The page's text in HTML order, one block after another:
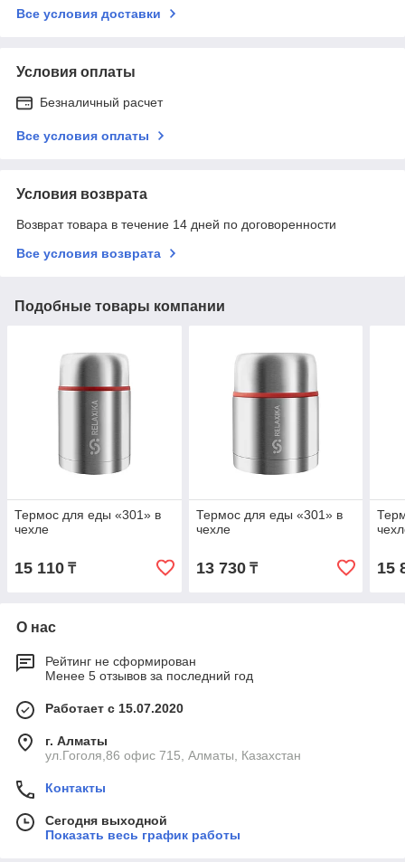
Все условия доставки
Условия оплаты
Безналичный расчет
Все условия оплаты
Условия возврата
Возврат товара в течение 14 дней по договоренности
Все условия возврата
Подобные товары компании
Термос для еды «301» в
чехле
15 110 ₸
Термос для еды «301» в
чехле
13 730₸ 15
О нас
Рейтинг не сформирован
Менее 5 отзывов за последний год
Работает с 15.07.2020
г. Алматы
ул.Гоголя,86 офис 715, Алматы, Казахстан
Контакты
Сегодня выходной
Показать весь график работы